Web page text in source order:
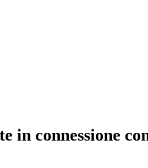
in connessione